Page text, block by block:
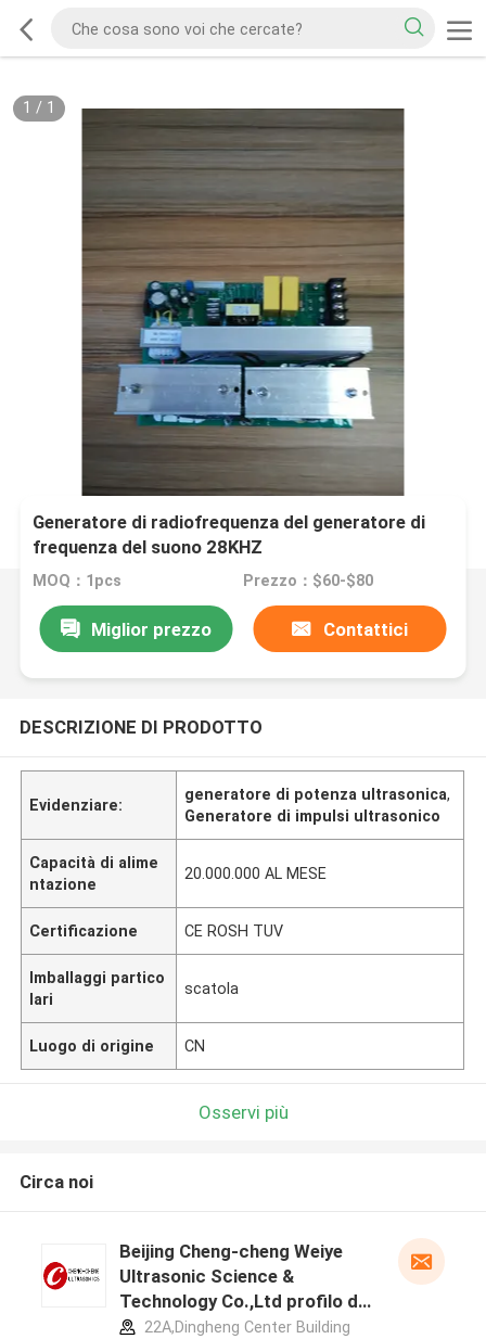
1 / 1
Generatore di radiofrequenza del generatore di
frequenza del suono 28KHZ
MOQ：1pcs Prezzo：$60-$80
Miglior prezzo Contattici
DESCRIZIONE DI PRODOTTO
Evidenziare:
generatore di potenza ultrasonica,
Generatore di impulsi ultrasonico
Capacità di alime
ntazione
20.000.000 AL MESE
Certificazione CE ROSH TUV
Imballaggi partico
lari
scatola
Luogo di origine CN
Osservi più
Circa noi
Beijing Cheng-cheng Weiye
Ultrasonic Science &
Technology Co.,Ltd profilo del
produttore
22A,Dingheng Center Building